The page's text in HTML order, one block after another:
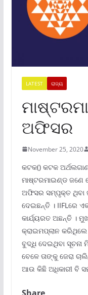
LATEST ରାଜ୍ୟ
ଅଫିସର
November 25, 2020
କଟକ() କଟକ
ମାଷ୍ଟରମାଇଣ୍ଡ ଜଣେ
ଅଫିସର ସମ୍ପୃକ୍ତ ଥିବା
ଦେଇଛନ୍ତି । IIFLରେ
କାର୍ଯ୍ୟରତ ଅଛନ୍ତି ।
କ୍ରାଇମପ୍ଲାନ
ବୁଦ୍ଧି ଦେଇଥିବା
ବେଳେ ତାଙ୍କୁ ଜେରା
ଆଉ କିଛି ଅଧିକାରୀ ବି